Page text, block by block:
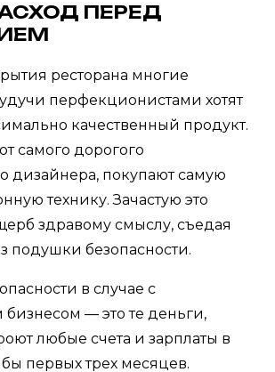
ПЕРЕД
ресторана многие
перфекционистами хотят
качественный продукт.
самого дорогого
дизайнера, покупают самую
технику. Зачастую это
здравому смыслу, съедая
подушки безопасности.
в случае с
— это те деньги,
любые счета и зарплаты в
бы первых трех месяцев.